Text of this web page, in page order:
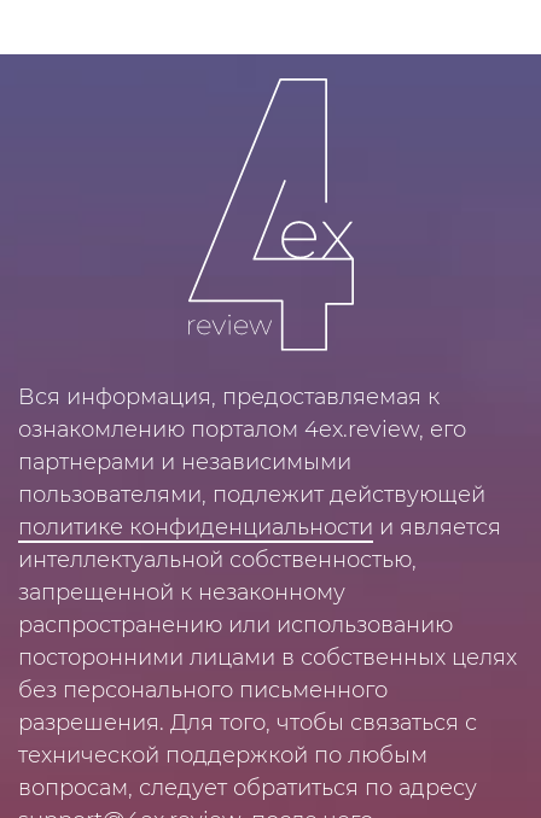
Вся информация, предоставляемая к
ознакомлению порталом 4ex.review, его
партнерами и независимыми
пользователями, подлежит действующей
политике конфиденциальности и является
интеллектуальной собственностью,
запрещенной к незаконному
распространению или использованию
посторонними лицами в собственных целях
без персонального письменного
разрешения. Для того, чтобы связаться с
технической поддержкой по любым
вопросам, следует обратиться по адресу